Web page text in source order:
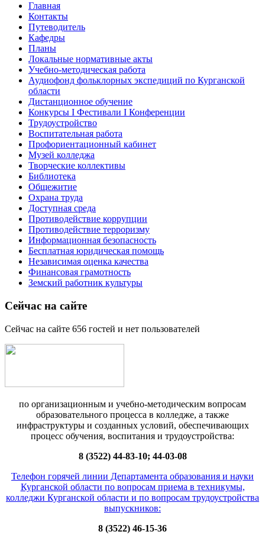
Главная
Контакты
Путеводитель
Кафедры
Планы
Локальные нормативные акты
Учебно-методическая работа
Аудиофонд фольклорных экспедиций по Курганской
области
Дистанционное обучение
Конкурсы I Фестивали I Конференции
Трудоустройство
Воспитательная работа
Профориентационный кабинет
Музей колледжа
Творческие коллективы
Библиотека
Общежитие
Охрана труда
Доступная среда
Противодействие коррупции
Противодействие терроризму
Информационная безопасность
Бесплатная юридическая помощь
Независимая оценка качества
Финансовая грамотность
Земский работник культуры
Сейчас на сайте
Сейчас на сайте 656 гостей и нет пользователей
по организационным и учебно-методическим вопросам
образовательного процесса в колледже, а также
инфраструктуры и созданных условий, обеспечивающих
процесс обучения, воспитания и трудоустройства:
8 (3522) 44-83-10; 44-03-08
Телефон горячей линии Департамента образования и науки
Курганской области по вопросам приема в техникумы,
колледжи Курганской области и по вопросам трудоустройства
выпускников:
8 (3522) 46-15-36